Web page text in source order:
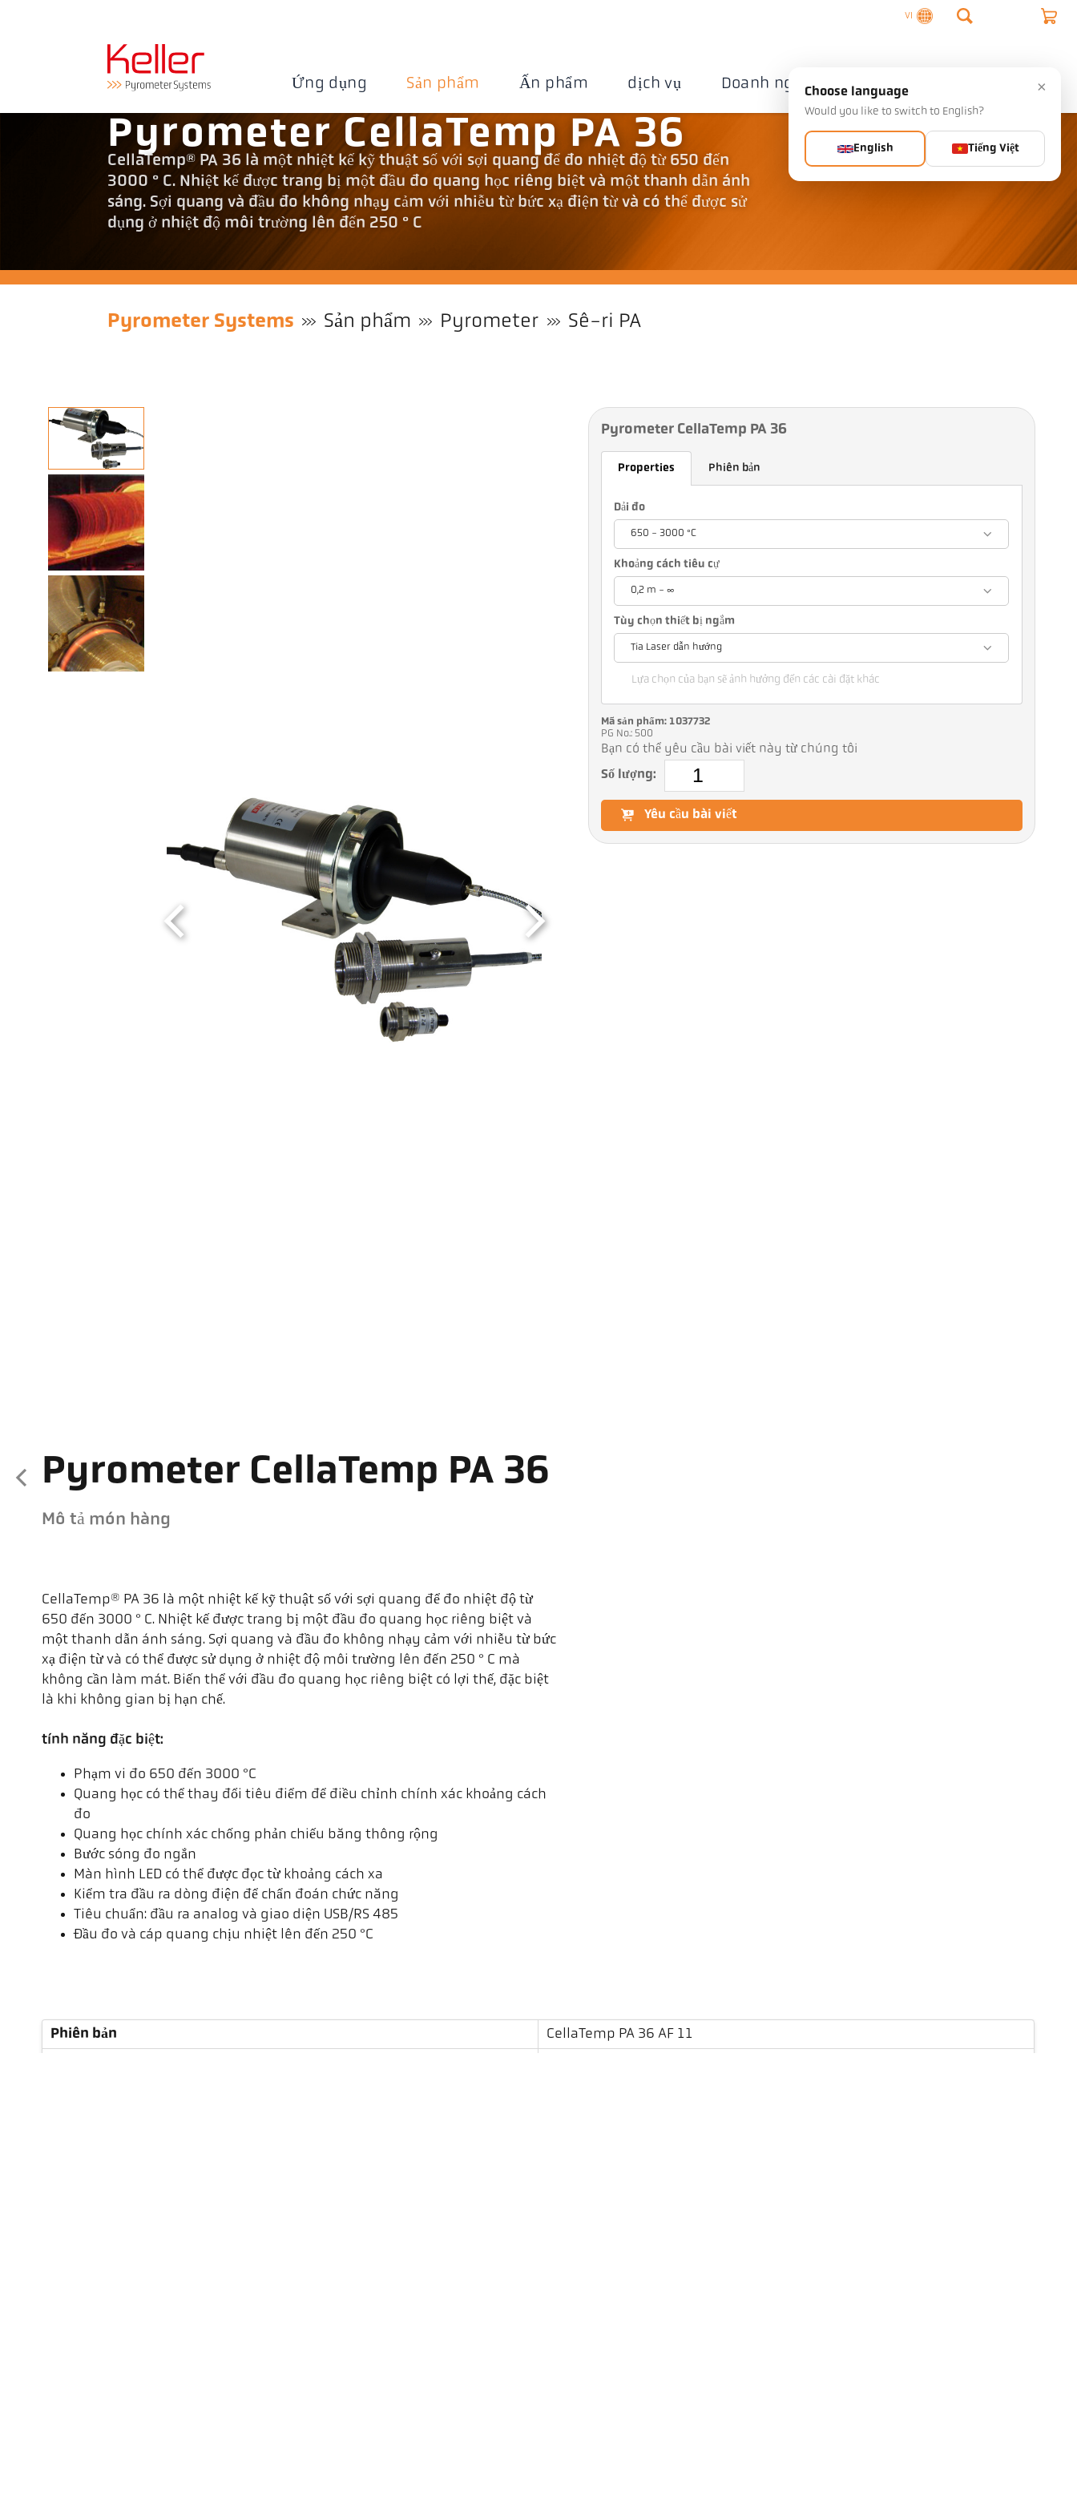
VI
Ứng dụng Sản phẩm Ấn phẩm dịch vụ Doanh nghiệp Liên hệ
Pyrometer CellaTemp PA 36
CellaTemp® PA 36 là một nhiệt kế kỹ thuật số với sợi quang để đo nhiệt độ từ 650 đến
3000 ° C. Nhiệt kế được trang bị một đầu đo quang học riêng biệt và một thanh dẫn ánh
sáng. Sợi quang và đầu đo không nhạy cảm với nhiễu từ bức xạ điện từ và có thể được sử
dụng ở nhiệt độ môi trường lên đến 250 ° C
Pyrometer Systems Sản phẩm Pyrometer Sê-ri PA
Pyrometer CellaTemp PA 36
Mô tả món hàng
CellaTemp® PA 36 là một nhiệt kế kỹ thuật số với sợi quang để đo nhiệt độ từ
650 đến 3000 ° C. Nhiệt kế được trang bị một đầu đo quang học riêng biệt và
một thanh dẫn ánh sáng. Sợi quang và đầu đo không nhạy cảm với nhiễu từ bức
xạ điện từ và có thể được sử dụng ở nhiệt độ môi trường lên đến 250 ° C mà
không cần làm mát. Biến thể với đầu đo quang học riêng biệt có lợi thế, đặc biệt
là khi không gian bị hạn chế.
tính năng đặc biệt:
Phạm vi đo 650 đến 3000 °C
Quang học có thể thay đổi tiêu điểm để điều chỉnh chính xác khoảng cách
đo
Quang học chính xác chống phản chiếu băng thông rộng
Bước sóng đo ngắn
Màn hình LED có thể được đọc từ khoảng cách xa
Kiểm tra đầu ra dòng điện để chẩn đoán chức năng
Tiêu chuẩn: đầu ra analog và giao diện USB/RS 485
Đầu đo và cáp quang chịu nhiệt lên đến 250 °C
Pyrometer CellaTemp PA 36
Properties Phiên bản
Dải đo
650 - 3000 °C
Khoảng cách tiêu cự
0,2 m - ∞
Tùy chọn thiết bị ngắm
Tia Laser dẫn hướng
Lựa chọn của bạn sẽ ảnh hưởng đến các cài đặt khác
Mã sản phẩm: 1037732
PG No.: 500
Bạn có thể yêu cầu bài viết này từ chúng tôi
Số lượng:
Yêu cầu bài viết
Phiên bản
CellaTemp PA 36 AF 11
×
Choose language
Would you like to switch to English?
English Tiếng Việt